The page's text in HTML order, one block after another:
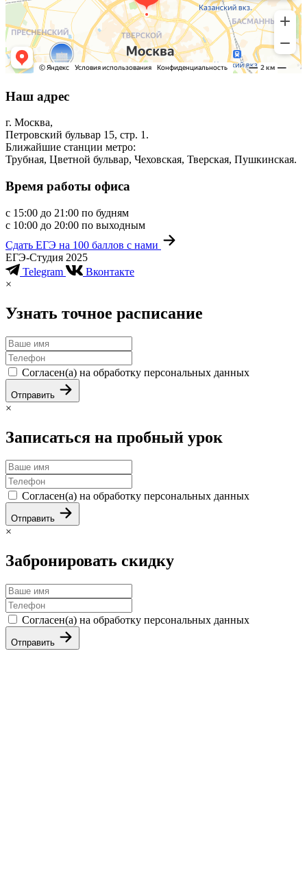
Наш адрес
г. Москва,
Петровский бульвар 15, стр. 1 .
Ближайшие станции метро:
Трубная, Цветной бульвар, Чеховская, Тверская, Пушкинская.
Время работы офиса
с 15:00 до 21:00 по будням
с 10:00 до 20:00 по выходным
Сдать ЕГЭ на 100 баллов с нами
ЕГЭ-Cтудия 2025
Telegram
Вконтакте
×
Узнать точное расписание
Согласен(а) на обработку персональных данных
Отправить
×
Записаться на пробный урок
Согласен(а) на обработку персональных данных
Отправить
×
Забронировать скидку
Согласен(а) на обработку персональных данных
Отправить